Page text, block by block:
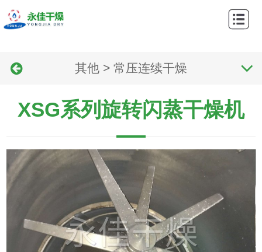
网
域
流
新
闻
联
其他 > 常压连续干燥
XSG系列旋转闪蒸干燥机